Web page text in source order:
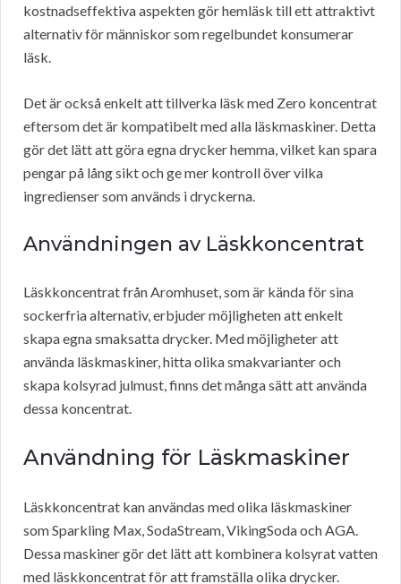
kostnadseffektiva aspekten gör hemläsk till ett attraktivt
alternativ för människor som regelbundet konsumerar
läsk.
Det är också enkelt att tillverka läsk med Zero koncentrat
eftersom det är kompatibelt med alla läskmaskiner. Detta
gör det lätt att göra egna drycker hemma, vilket kan spara
pengar på lång sikt och ge mer kontroll över vilka
ingredienser som används i dryckerna.
Användningen av Läskkoncentrat
Läskkoncentrat från Aromhuset, som är kända för sina
sockerfria alternativ, erbjuder möjligheten att enkelt
skapa egna smaksatta drycker. Med möjligheter att
använda läskmaskiner, hitta olika smakvarianter och
skapa kolsyrad julmust, finns det många sätt att använda
dessa koncentrat.
Användning för Läskmaskiner
Läskkoncentrat kan användas med olika läskmaskiner
som Sparkling Max, SodaStream, VikingSoda och AGA.
Dessa maskiner gör det lätt att kombinera kolsyrat vatten
med läskkoncentrat för att framställa olika drycker.